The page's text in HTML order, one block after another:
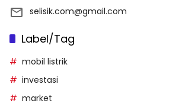
selisik.com@gmail.com
Label/Tag
mobil listrik
investasi
market